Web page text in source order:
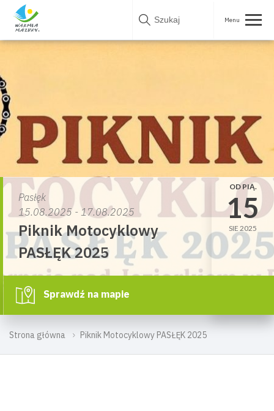
Skip
Strona główna Piknik Motocyklowy PASŁĘK 2025
Pasłęk
15.08.2025 - 17.08.2025
Piknik Motocyklowy
PASŁĘK 2025
OD PIĄ.
15
SIE 2025
Sprawdź na mapie